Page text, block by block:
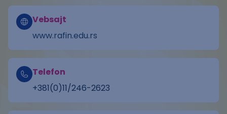
Vebsajt
www.rafin.edu.rs
Telefon
+381(0)11/246-2623